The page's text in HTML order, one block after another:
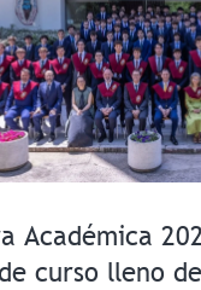
Académica
curso lleno